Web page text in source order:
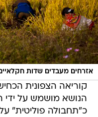
אזרחים מעבדים שדות
קוריאה הצפונית
הנושא מושמש על ידי
כ"תחבולה פוליטית"